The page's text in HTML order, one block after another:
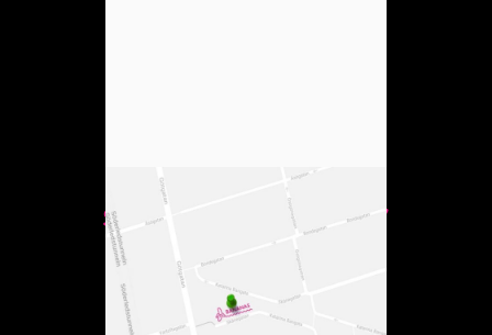
Skånegatan 47, 116 37
Stockholm